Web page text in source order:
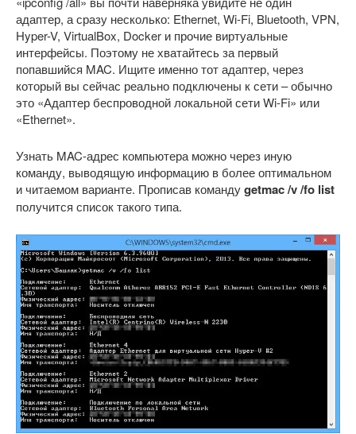
адаптер, а сразу несколько: Ethernet, Wi-Fi, Bluetooth, VPN,
Hyper-V, VirtualBox, Docker и прочие виртуальные
интерфейсы. Поэтому не хватайтесь за первый
попавшийся MAC. Ищите именно тот адаптер, через
который вы сейчас реально подключены к сети – обычно
это «Адаптер беспроводной локальной сети Wi-Fi» или
«Ethernet».
Узнать MAC-адрес компьютера можно через иную
команду, выводящую информацию в более оптимальном
и читаемом варианте. Прописав командуgetmac /v /fo list
получится список такого типа.